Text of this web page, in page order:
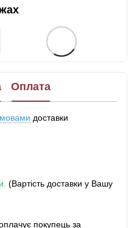
Оплата
доставки
(Вартість доставки у Вашу
покупець за